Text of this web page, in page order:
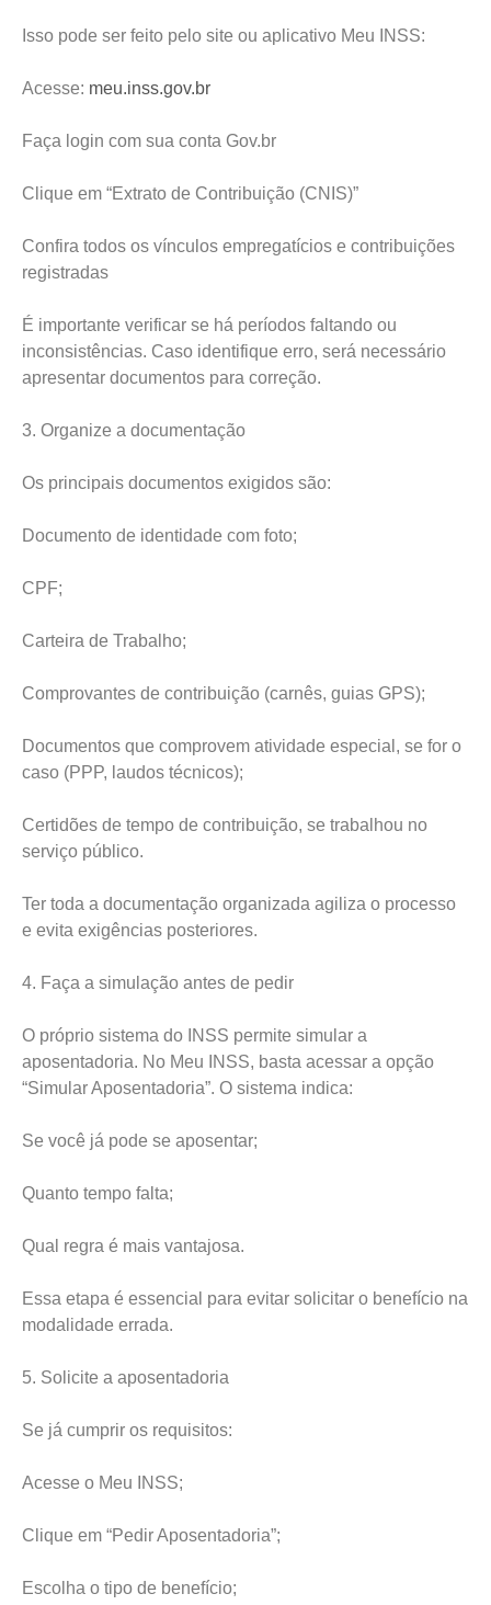
Isso pode ser feito pelo site ou aplicativo Meu INSS:
Acesse: meu.inss.gov.br
Faça login com sua conta Gov.br
Clique em “Extrato de Contribuição (CNIS)”
Confira todos os vínculos empregatícios e contribuições
registradas
É importante verificar se há períodos faltando ou
inconsistências. Caso identifique erro, será necessário
apresentar documentos para correção.
3. Organize a documentação
Os principais documentos exigidos são:
Documento de identidade com foto;
CPF;
Carteira de Trabalho;
Comprovantes de contribuição (carnês, guias GPS);
Documentos que comprovem atividade especial, se for o
caso (PPP, laudos técnicos);
Certidões de tempo de contribuição, se trabalhou no
serviço público.
Ter toda a documentação organizada agiliza o processo
e evita exigências posteriores.
4. Faça a simulação antes de pedir
O próprio sistema do INSS permite simular a
aposentadoria. No Meu INSS, basta acessar a opção
“Simular Aposentadoria”. O sistema indica:
Se você já pode se aposentar;
Quanto tempo falta;
Qual regra é mais vantajosa.
Essa etapa é essencial para evitar solicitar o benefício na
modalidade errada.
5. Solicite a aposentadoria
Se já cumprir os requisitos:
Acesse o Meu INSS;
Clique em “Pedir Aposentadoria”;
Escolha o tipo de benefício;